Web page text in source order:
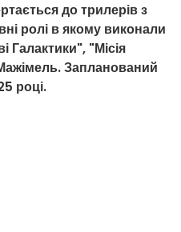
до трилерів з
ролі в якому виконали
"Місія
Запланований
році.